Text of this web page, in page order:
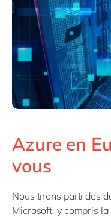
Azure en
vous
Nous tirons parti des
Microsoft y compris